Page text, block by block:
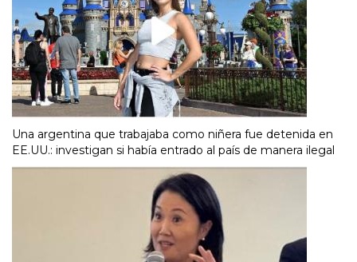
Una argentina que trabajaba como niñera fue detenida en
EE.UU.: investigan si había entrado al país de manera ilegal